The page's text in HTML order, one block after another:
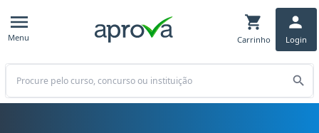
Menu Carrinho Login
Buscar